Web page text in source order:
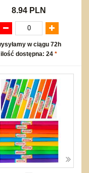
8.94 PLN
w ciągu 72h
ilość dostępna: 24 *